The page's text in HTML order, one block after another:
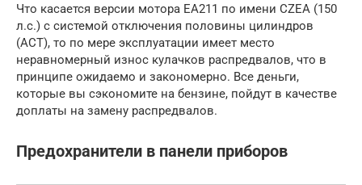
Что касается версии мотора EA211 по имени CZEA (150
л.с.) с системой отключения половины цилиндров
(ACT), то по мере эксплуатации имеет место
неравномерный износ кулачков распредвалов, что в
принципе ожидаемо и закономерно. Все деньги,
которые вы сэкономите на бензине, пойдут в качестве
доплаты на замену распредвалов.
Предохранители в панели приборов